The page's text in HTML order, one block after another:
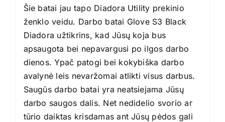
Šie batai jau tapo Diadora Utility prekinio
ženklo veidu. Darbo batai Glove S3 Black
Diadora užtikrins, kad Jūsų koja bus
apsaugota bei nepavargusi po ilgos darbo
dienos. Ypač patogi bei kokybiška darbo
avalynė leis nevaržomai atlikti visus darbus.
Saugūs darbo batai yra neatsiejama Jūsų
darbo saugos dalis. Net nedidelio svorio ar
tūrio daiktas krisdamas ant Jūsų pėdos gali